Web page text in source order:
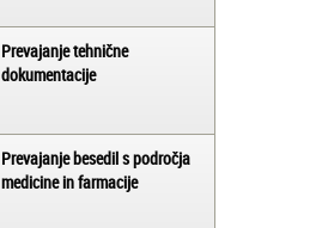
Prevajanje tehnične
dokumentacije
Prevajanje besedil s področja
medicine in farmacije